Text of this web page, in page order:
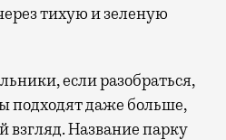
тихую и зеленую
если разобраться,
подходят даже больше,
взгляд. Название парку